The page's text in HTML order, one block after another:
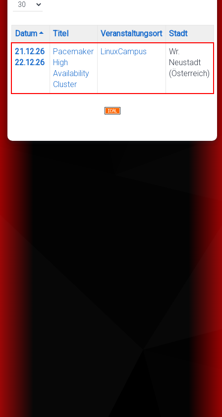
Datum Titel Veranstaltungsort
Stadt
21.12.26
22.12.26
Pacemaker
High
Availability
Cluster
LinuxCampus
Wr.
Neustadt
(Österreich)